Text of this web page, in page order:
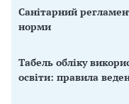
Санітарний
норми
Табель обліку
освіти: правила